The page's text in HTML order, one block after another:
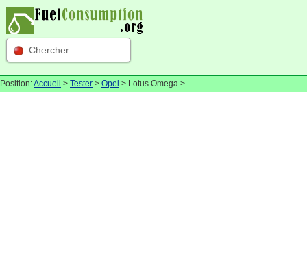
Chercher
Position:Accueil > Tester > Opel > Lotus Omega >